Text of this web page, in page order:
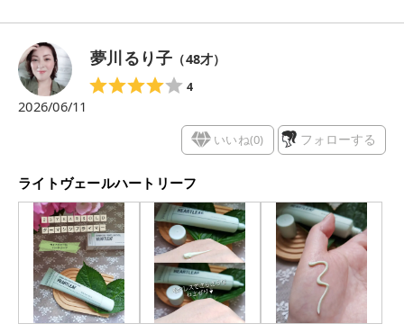
ます。 無香料なので香りが気になる方にもおすすめです。
夢川るり子 （48才）
4
2026/06/11
いいね(0) フォローする
ライトヴェールハートリーフ